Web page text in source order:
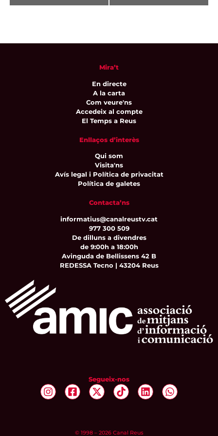
Mira’t
En directe
A la carta
Com veure'ns
Accedeix al compte
El Temps a Reus
Enllaços d’interès
Qui som
Visita'ns
Avís legal i Política de privacitat
Política de galetes
Contacta’ns
informatius@canalreustv.cat
977 300 509
De dilluns a divendres
de 9:00h a 18:00h
Avinguda de Bellissens 42 B
REDESSA Tecno | 43204 Reus
Segueix-nos
© 1998 – 2026 Canal Reus